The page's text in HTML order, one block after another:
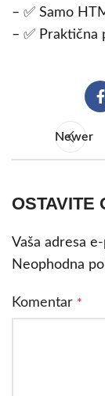
– ✅ Samo
– ✅ Praktična
Newer
OSTAVITE
Vaša adresa
Neophodna
Komentar *